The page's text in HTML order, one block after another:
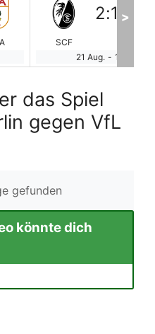
HER
1:2
21 Aug. - 12:30
>
das Spiel
gegen VfL
gefunden
könnte dich